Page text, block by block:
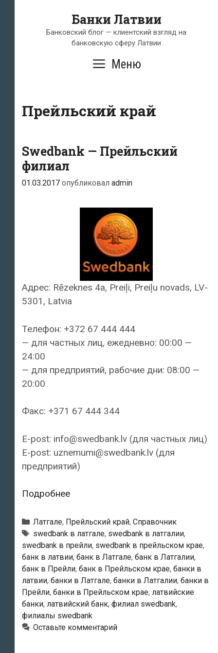
содержимому
Банки Латвии
Банковский блог — клиентский взгляд на
банковскую сферу Латвии
Меню
Прейльский край
Swedbank — Прейльский
филиал
01.03.2017 опубликовал admin
Адрес: Rēzeknes 4a, Preiļi, Preiļu novads, LV-
5301, Latvia
Телефон: +372 67 444 444
— для частных лиц, ежедневно: 00:00 —
24:00
— для предприятий, рабочие дни: 08:00 —
20:00
Факс: +371 67 444 344
E-post: info@swedbank.lv (для частных лиц)
E-post: uznemumi@swedbank.lv (для
предприятий)
ПодробнееSwedbank
Прейльский
филиал
Рубрики
Латгале, Прейльский край, Справочник
Тэги
swedbank в латгале, swedbank в латгалии,
swedbank в прейли, swedbank в прейльском крае,
банк в латвии, банк в Латгале, банк в Латгалии,
банк в Прейли, банк в Прейльском крае, банки в
латвии, банки в Латгале, банки в Латгалии, банки в
Прейли, банки в Прейльском крае, латвийские
банки, латвийский банк, филиал swedbank,
филиалы swedbank
Оставьте комментарий